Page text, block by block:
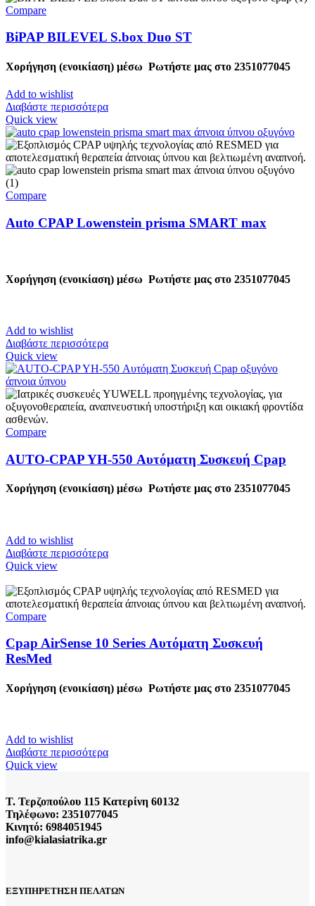
Compare
BiPAP BILEVEL S.box Duo ST
Χορήγηση (ενοικίαση) μέσω Ρωτήστε μας στο 2351077045
Add to wishlist
Διαβάστε περισσότερα
Quick view
Compare
Auto CPAP Lowenstein prisma SMART max
Χορήγηση (ενοικίαση) μέσω Ρωτήστε μας στο 2351077045
Add to wishlist
Διαβάστε περισσότερα
Quick view
Compare
AUTO-CPAP YH-550 Αυτόματη Συσκευή Cpap
Χορήγηση (ενοικίαση) μέσω Ρωτήστε μας στο 2351077045
Add to wishlist
Διαβάστε περισσότερα
Quick view
Compare
Cpap AirSense 10 Series Αυτόματη Συσκευή
ResMed
Χορήγηση (ενοικίαση) μέσω Ρωτήστε μας στο 2351077045
Add to wishlist
Διαβάστε περισσότερα
Quick view
Τ. Τερζοπούλου 115 Κατερίνη 60132
Τηλέφωνο: 2351077045
Κινητό: 6984051945
info@kialasiatrika.gr
ΕΞΥΠΗΡΕΤΗΣΗ ΠΕΛΑΤΩΝ